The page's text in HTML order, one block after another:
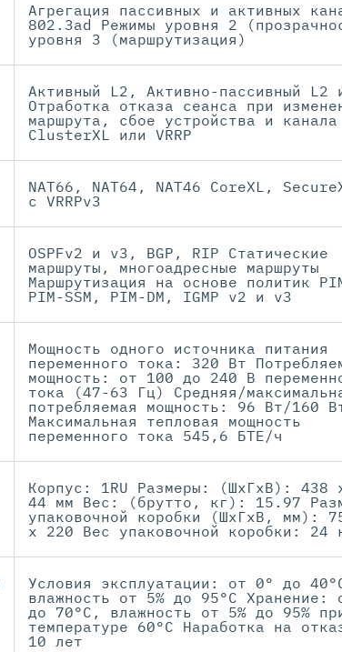
Агрегация пассивных и активных
802.3ad Режимы уровня 2
уровня 3 (маршрутизация)
Активный L2, Активно-пассивный L2
Отработка отказа сеанса при
маршрута, сбое устройства и канала
ClusterXL или VRRP
NAT66, NAT64, NAT46 CoreXL,
с VRRPv3
OSPFv2 и v3, BGP, RIP Статические
маршруты, многоадресные маршруты
Маршрутизация на основе политик
PIM-SSM, PIM-DM, IGMP v2 и v3
Мощность одного источника питания
переменного тока: 320 Вт
мощность: от 100 до 240 В
тока (47-63 Гц) Средняя/
потребляемая мощность: 96 Вт/160
Максимальная тепловая мощность
переменного тока 545,6 БТЕ/ч
Корпус: 1RU Размеры: (ШхГхВ): 438
44 мм Вес: (брутто, кг): 15.97
упаковочной коробки (ШхГхВ, мм):
x 220 Вес упаковочной коробки: 24
Условия эксплуатации: от 0° до
влажность от 5% до 95°C Хранение:
до 70°C, влажность от 5% до 95%
температуре 60°C Наработка на
10 лет